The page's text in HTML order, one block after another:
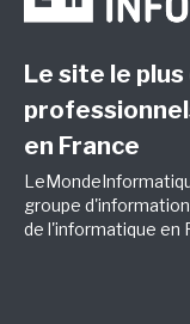
Le site le
en France
groupe
de l'informatique en